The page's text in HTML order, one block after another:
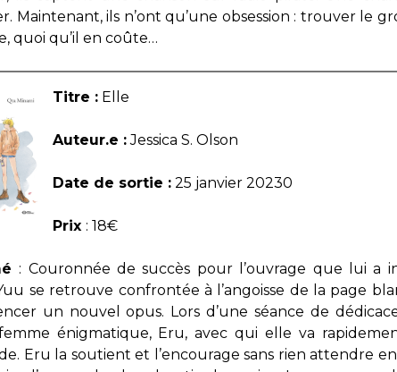
Maintenant, ils n’ont qu’une obsession : trouver le
quoi qu’il en coûte…
Titre : Elle
Auteur.e :Jessica S. Olson
Date de sortie : 25 janvier 20230
Prix : 18€
: Couronnée de succès pour l’ouvrage que lui a
se retrouve confrontée à l’angoisse de la page
un nouvel opus. Lors d’une séance de
énigmatique, Eru, avec qui elle va
Eru la soutient et l’encourage sans rien attendre